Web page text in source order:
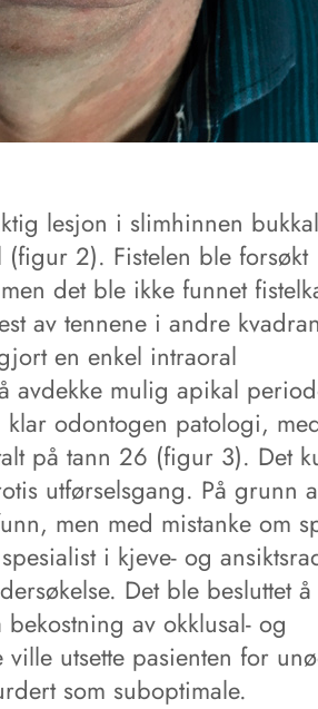
lesjon i slimhinnen
2). Fistelen ble forsøkt
det ble ikke funnet
av tennene i andre
en enkel intraoral
avdekke mulig apikal
odontogen patologi,
på tann 26 (figur 3). Det
utførselsgang. På grunn
men med mistanke om
i kjeve- og
Det ble besluttet
bekostning av okklusal- og
utsette pasienten for
som suboptimale.